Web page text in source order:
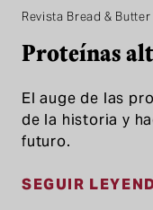
Revista Bread &
Proteínas
El auge de las
de la historia y
futuro.
SEGUIR